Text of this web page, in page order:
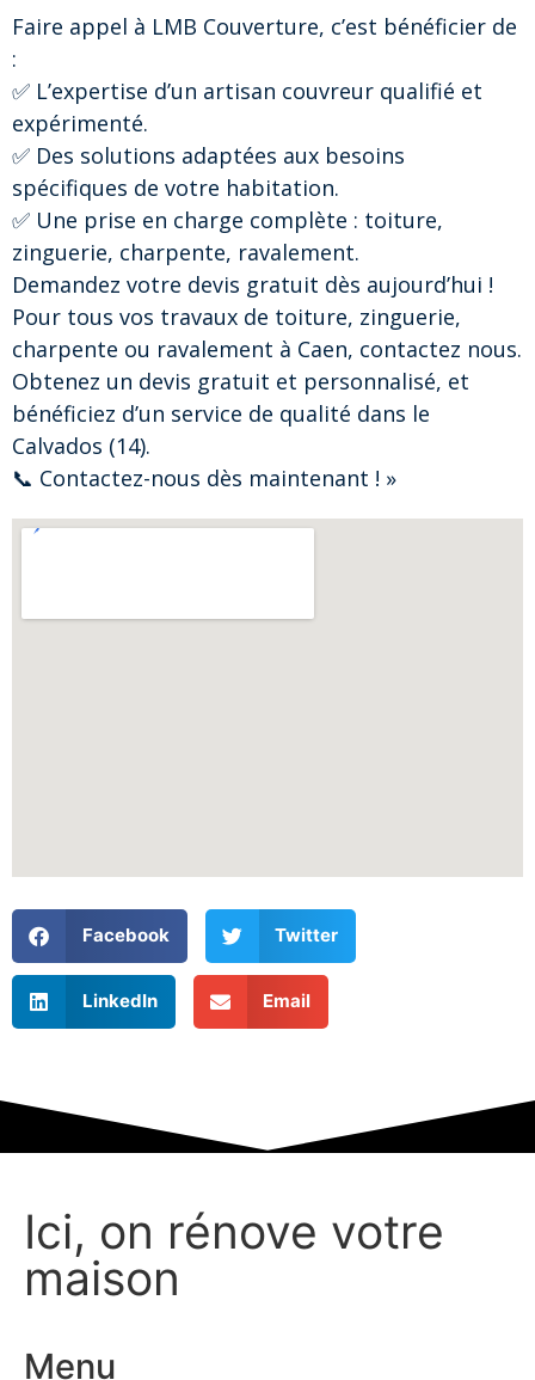
Faire appel à LMB Couverture, c’est bénéficier de
:
✅ L’expertise d’un artisan couvreur qualifié et
expérimenté.
✅ Des solutions adaptées aux besoins
spécifiques de votre habitation.
✅ Une prise en charge complète : toiture,
zinguerie, charpente, ravalement.
Demandez votre devis gratuit dès aujourd’hui !
Pour tous vos travaux de toiture, zinguerie,
charpente ou ravalement à Caen, contactez nous.
Obtenez un devis gratuit et personnalisé, et
bénéficiez d’un service de qualité dans le
Calvados (14).
📞 Contactez-nous dès maintenant ! »
Facebook Twitter
LinkedIn Email
Ici, on rénove votre
maison
Menu